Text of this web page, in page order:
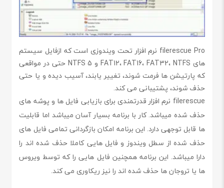
filerescue Pro نرم افزار تحت ویندوزی است که ازفایل سیستم
های FAT12، FAT16، FAT32، NTFS و NTFS 5 حتی در مواقعی
که پارتیشن ها فرمت شوند، تغییر یابند، آسیب دیده و یا حتی
حذف شوند، پشتیبانی می کند.
filerescue نرم افزار قدرتمندی برای بازیابی فایل ها و پوشه های
حذف شده میباشد. کار با برنامه بسیار آسان میباشد اما قابلیت
ها قابل توجهی دارد. این برنامه امکان بازگردانی تمامی فایل های
حذف شده از سطل ویندوز و فایل هایی کاملا حذف شده اند را
دارا میباشد. این برنامه همچنین فایل هایی را که توسط ویروس
ها یا تروجان ها حذف شده اند را نیز ریکاوری می کند.